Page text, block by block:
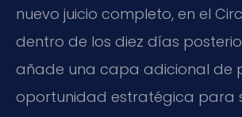
nuevo juicio completo, en el
dentro de los diez días
añade una capa adicional de
oportunidad estratégica para